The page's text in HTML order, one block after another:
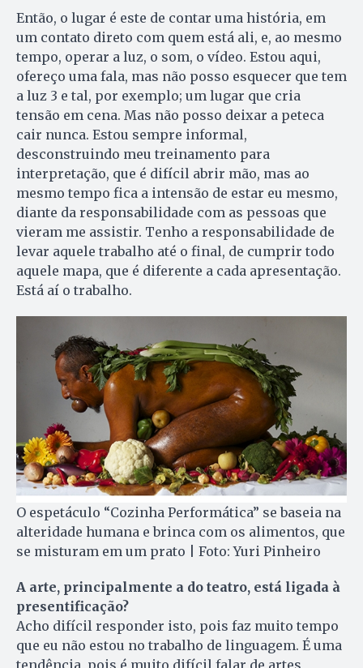
Então, o lugar é este de contar uma história, em
um contato direto com quem está ali, e, ao mesmo
tempo, operar a luz, o som, o vídeo. Estou aqui,
ofereço uma fala, mas não posso esquecer que tem
a luz 3 e tal, por exemplo; um lugar que cria
tensão em cena. Mas não posso deixar a peteca
cair nunca. Estou sempre informal,
desconstruindo meu treinamento para
interpretação, que é difícil abrir mão, mas ao
mesmo tempo fica a intensão de estar eu mesmo,
diante da responsabilidade com as pessoas que
vieram me assistir. Tenho a responsabilidade de
levar aquele trabalho até o final, de cumprir todo
aquele mapa, que é diferente a cada apresentação.
Está aí o trabalho.
O espetáculo “Cozinha Performática” se baseia na
alteridade humana e brinca com os alimentos, que
se misturam em um prato | Foto: Yuri Pinheiro
A arte, principalmente a do teatro, está ligada à
presentificação?
Acho difícil responder isto, pois faz muito tempo
que eu não estou no trabalho de linguagem. É uma
tendência, pois é muito difícil falar de artes